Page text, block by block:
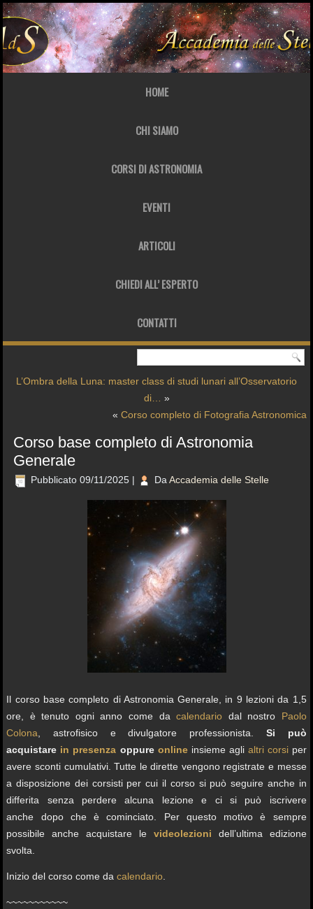
HOME
CHI SIAMO
CORSI DI ASTRONOMIA
EVENTI
ARTICOLI
CHIEDI ALL’ ESPERTO
CONTATTI
L’Ombra della Luna: master class di studi lunari all’Osservatorio
di… »
« Corso completo di Fotografia Astronomica
Corso base completo di Astronomia
Generale
Pubblicato 09/11/2025 | Da Accademia delle Stelle
Il corso base completo di Astronomia Generale, in 9 lezioni da 1,5
ore, è tenuto ogni anno come dacalendario dal nostro Paolo
Colona, astrofisico e divulgatore professionista. Si può
acquistare in presenza oppure online insieme agli altri corsiper
avere sconti cumulativi. Tutte le dirette vengono registrate e messe
a disposizione dei corsisti per cui il corso si può seguire anche in
differita senza perdere alcuna lezione e ci si può iscrivere
anche dopo che è cominciato. Per questo motivo è sempre
possibile anche acquistare le videolezioni
dell’ultima edizione
svolta.
Inizio del corso come dacalendario.
~~~~~~~~~~~